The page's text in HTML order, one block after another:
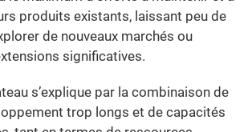
produits existants, laissant peu de
de nouveaux marchés ou
significatives.
s’explique par la combinaison de
trop longs et de capacités